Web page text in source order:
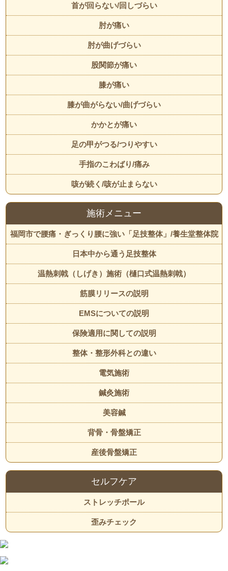
首が回らない/回しづらい
肘が痛い
肘が曲げづらい
股関節が痛い
膝が痛い
膝が曲がらない/曲げづらい
かかとが痛い
足の甲がつる/つりやすい
手指のこわばり/痛み
咳が続く/咳が止まらない
施術メニュー
福岡市で腰痛・ぎっくり腰に強い「足技整体」/養生堂整体院
日本中から通う足技整体
温熱刺戟（しげき）施術（樋口式温熱刺戟）
筋膜リリースの説明
EMSについての説明
保険適用に関しての説明
整体・整形外科との違い
電気施術
鍼灸施術
美容鍼
背骨・骨盤矯正
産後骨盤矯正
セルフケア
ストレッチポール
歪みチェック